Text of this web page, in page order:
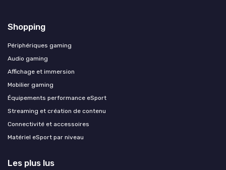
Shopping
Périphériques gaming
Audio gaming
Affichage et immersion
Mobilier gaming
Équipements performance eSport
Streaming et création de contenu
Connectivité et accessoires
Matériel eSport par niveau
Les plus lus